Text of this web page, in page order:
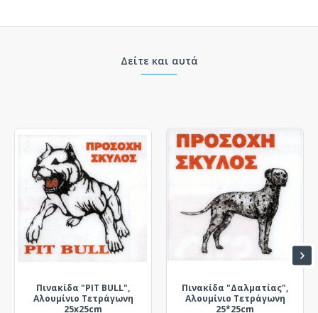
Δείτε και αυτά
Πινακίδα "PIT BULL",
Αλουμίνιο Τετράγωνη
25x25cm
Πινακίδα "Δαλματίας",
Αλουμίνιο Τετράγωνη
25*25cm